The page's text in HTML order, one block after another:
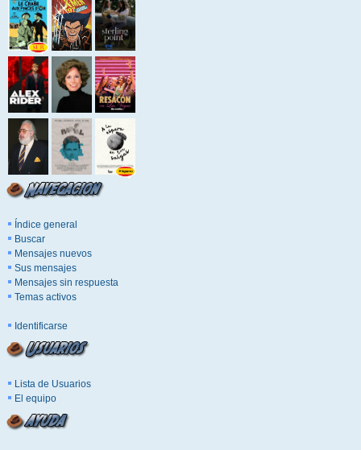
Índice general
Buscar
Mensajes nuevos
Sus mensajes
Mensajes sin respuesta
Temas activos
Identificarse
Lista de Usuarios
El equipo